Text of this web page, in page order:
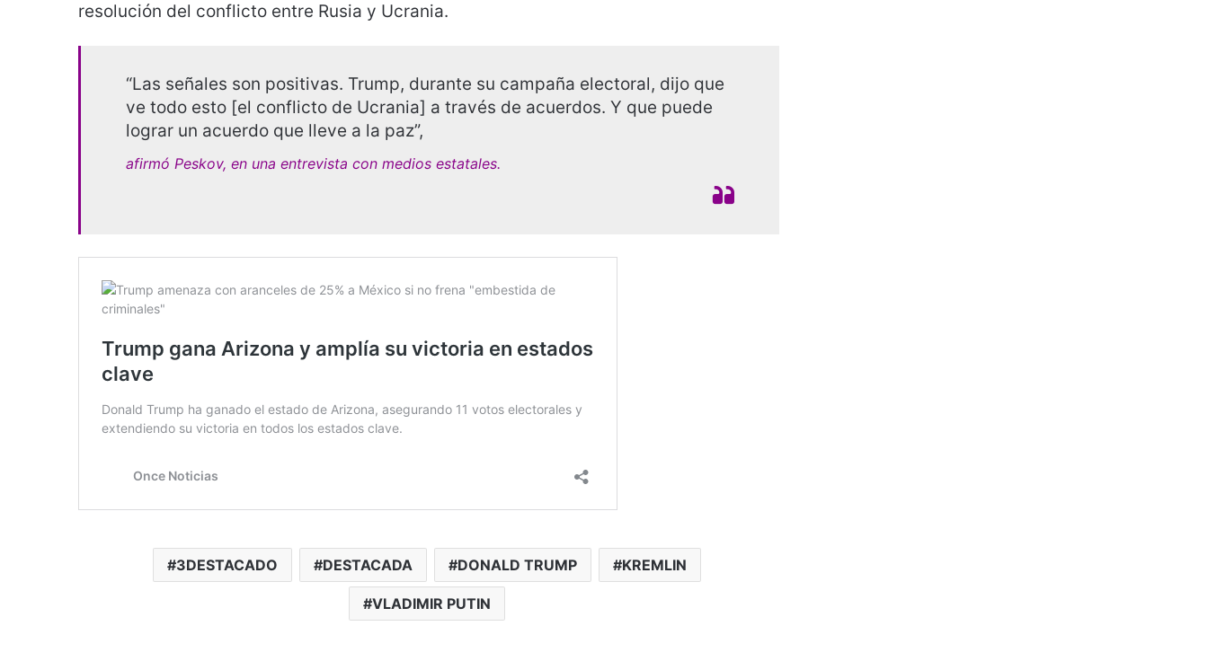
resolución del conflicto entre Rusia y Ucrania.
“Las señales son positivas. Trump, durante su campaña electoral, dijo que
ve todo esto [el conflicto de Ucrania] a través de acuerdos. Y que puede
lograr un acuerdo que lleve a la paz”,
afirmó Peskov, en una entrevista con medios estatales.
3DESTACADO DESTACADA DONALD TRUMP KREMLIN
VLADIMIR PUTIN